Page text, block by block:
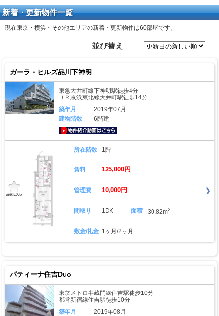
新着・更新物件一覧
現在東京・横浜・その他エリアの新着・更新物件は60部屋です。
並び替え
ガーラ・ヒルズ品川下神明
東急大井町線下神明駅徒歩4分
ＪＲ京浜東北線大井町駅徒歩14分
築年月
2019年07月
建物階数
6階建
所在階数 1階
賃料 125,000円
管理費 10,000円
間取り 1DK 面積 30.82m2
敷金/礼金 1ヶ月/2ヶ月
パティーナ住吉Duo
東京メトロ半蔵門線住吉駅徒歩10分
都営新宿線住吉駅徒歩10分
築年月
2019年08月